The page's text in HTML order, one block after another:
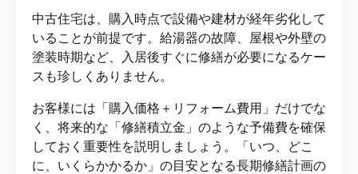
中古住宅は、購入時点で設備や建材が経年劣化して
いることが前提です。給湯器の故障、屋根や外壁の
塗装時期など、入居後すぐに修繕が必要になるケー
スも珍しくありません。
お客様には「購入価格＋リフォーム費用」だけでな
く、将来的な「修繕積立金」のような予備費を確保
しておく重要性を説明しましょう。「いつ、どこ
に、いくらかかるか」の目安となる長期修繕計画の